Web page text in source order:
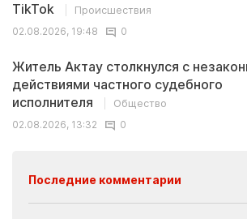
TikTok
Происшествия
02.08.2026, 19:48
0
Житель Актау столкнулся с
действиями частного судебного
исполнителя
Общество
02.08.2026, 13:32
0
Последние комментарии